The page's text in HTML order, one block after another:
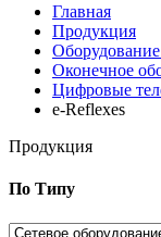
Главная
Продукция
Оконечное
Цифровые
e-Reflexes
Продукция
По Типу